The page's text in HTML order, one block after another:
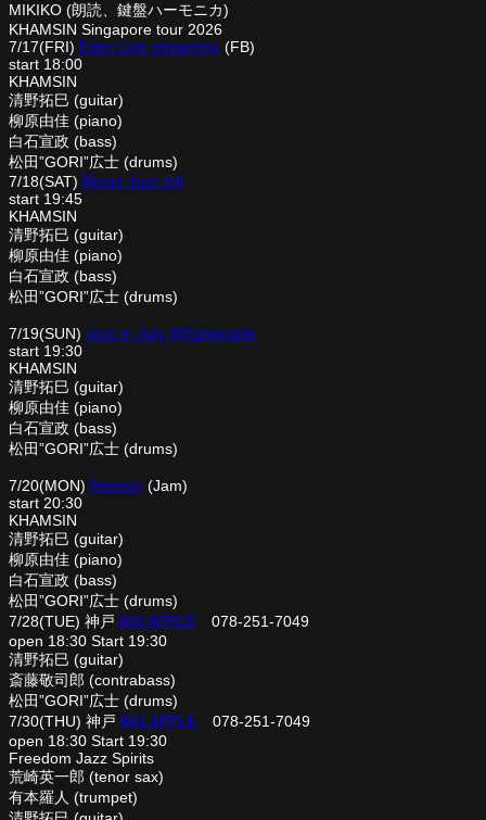
MIKIKO (朗読、鍵盤ハーモニカ)
KHAMSIN Singapore tour 2026
7/17(FRI) Eden Live streaming (FB)
start 18:00
KHAMSIN
清野拓巳 (guitar)
柳原由佳 (piano)
白石宣政 (bass)
松田”GORI”広士 (drums)
7/18(SAT) Blujaz Jazz loft
start 19:45
KHAMSIN
清野拓巳 (guitar)
柳原由佳 (piano)
白石宣政 (bass)
松田”GORI”広士 (drums)
7/19(SUN) Jazz in July @Esplanade
start 19:30
KHAMSIN
清野拓巳 (guitar)
柳原由佳 (piano)
白石宣政 (bass)
松田”GORI”広士 (drums)
7/20(MON) Nanson (Jam)
start 20:30
KHAMSIN
清野拓巳 (guitar)
柳原由佳 (piano)
白石宣政 (bass)
松田”GORI”広士 (drums)
7/28(TUE) 神戸 BIG APPLE 078-251-7049
open 18:30 Start 19:30
清野拓巳 (guitar)
斎藤敬司郎 (contrabass)
松田”GORI”広士 (drums)
7/30(THU) 神戸 BIG APPLE 078-251-7049
open 18:30 Start 19:30
Freedom Jazz Spirits
荒崎英一郎 (tenor sax)
有本羅人 (trumpet)